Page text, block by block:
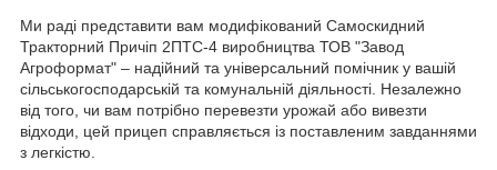
Ми раді представити вам модифікований Самоскидний
Тракторний Причіп 2ПТС-4 виробництва ТОВ "Завод
Агроформат" – надійний та універсальний помічник у вашій
сільськогосподарській та комунальній діяльності. Незалежно
від того, чи вам потрібно перевезти урожай або вивезти
відходи, цей прицеп справляється із поставленим завданнями
з легкістю.